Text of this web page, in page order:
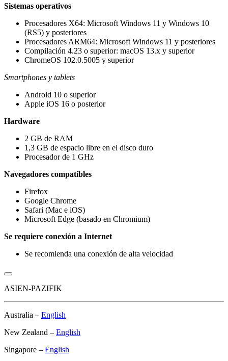
Sistemas operativos
Procesadores X64: Microsoft Windows 11 y Windows 10
(RS5) y posteriores​​​
Procesadores ARM64: Microsoft Windows 11 y posteriores​
Compilación 4.23 o superior: macOS 13.x y superior​
ChromeOS 102.0.5005 y superior
Smartphones y tablets
Android 10 o superior
Apple iOS 16 o posterior
Hardware​​​
2 GB de RAM​
1,3 GB de espacio libre en el disco duro
Procesador de 1 GHz
Navegadores compatibles​​​
Firefox
Google Chrome
Safari (Mac e iOS)
Microsoft Edge (basado en Chromium)
Se requiere conexión a Internet
Se recomienda una conexión de alta velocidad​​
ASIEN-PAZIFIK
Australia – English
New Zealand – English
Singapore – English